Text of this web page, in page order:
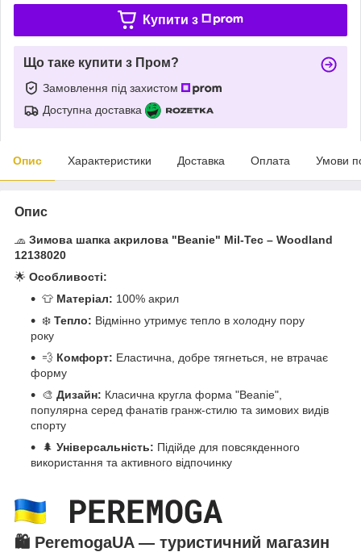
Купити з
Що таке купити з Пром?
Замовлення під захистом
Доступна доставка
Опис Характеристики Доставка Оплата Умови
Опис
🧢 Зимова шапка акрилова "Beanie" Mil-Tec – Woodland
12138020
🌟 Особливості:
👕 Матеріал: 100% акрил
❄️ Тепло: Відмінно утримує тепло в холодну пору
року
💨 Комфорт: Еластична, добре тягнеться, не втрачає
форму
🎨 Дизайн: Класична кругла форма "Beanie",
популярна серед фанатів гранж-стилю та зимових видів
спорту
🌲 Універсальність: Підійде для повсякденного
використання та активного відпочинку
🛍️ PeremogaUA — туристичний магазин